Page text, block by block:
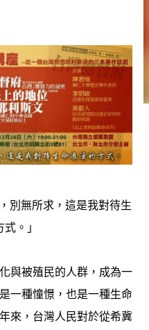
別無所求，這是我對待生
。」
與被殖民的人群，成為一
一種憧憬，也是一種生命
來，台灣人民對於從希冀